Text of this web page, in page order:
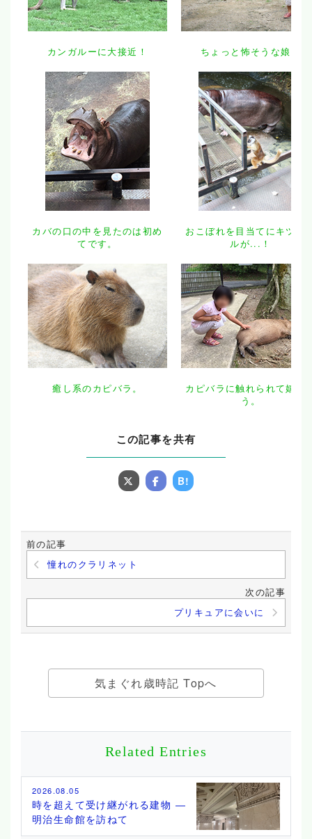
カンガルーに大接近！ ちょっと怖そうな娘。
カバの口の中を見たのは初め
てです。
おこぼれを目当てにキツネ
ルが...！
癒し系のカピバラ。
カピバラに触れられて嬉し
う。
この記事を共有
B!
前の記事
憧れのクラリネット
次の記事
プリキュアに会いに
気まぐれ歳時記 Topへ
Related Entries
2026.08.05
時を超えて受け継がれる建物 ―
明治生命館を訪ねて